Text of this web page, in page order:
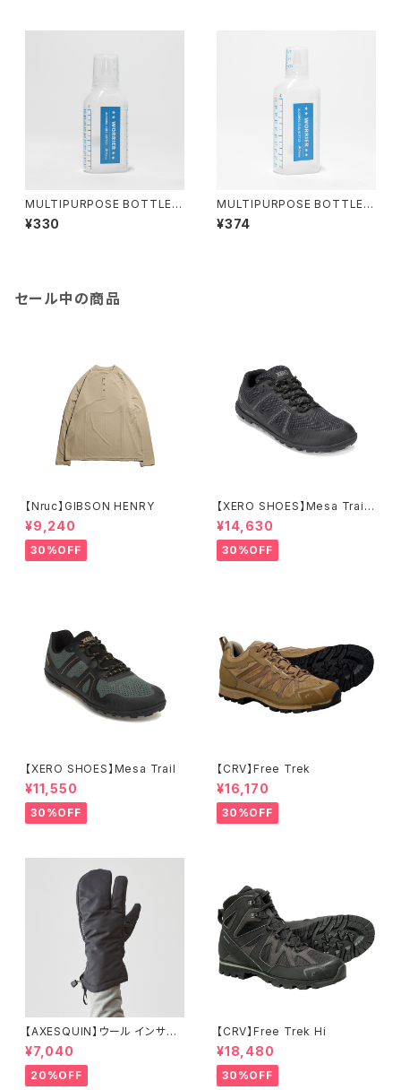
MULTIPURPOSE BOTTLE 1
00ml
¥330
MULTIPURPOSE BOTTLE 2
00ml
¥374
セール中の商品
【Nruc】GIBSON HENRY
¥9,240
30%OFF
【XERO SHOES】Mesa Trail
WP (ブラック)
¥14,630
30%OFF
【XERO SHOES】Mesa Trail
¥11,550
30%OFF
【CRV】Free Trek
¥16,170
30%OFF
【AXESQUIN】ウール インサレ
ーション トリガー ミトン
¥7,040
20%OFF
【CRV】Free Trek Hi
¥18,480
30%OFF